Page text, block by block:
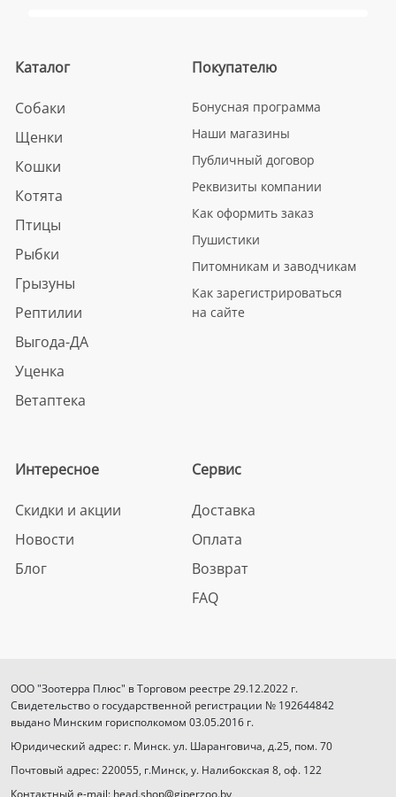
Каталог
Собаки
Щенки
Кошки
Котята
Птицы
Рыбки
Грызуны
Рептилии
Выгода-ДА
Уценка
Ветаптека
Покупателю
Бонусная программа
Наши магазины
Публичный договор
Реквизиты компании
Как оформить заказ
Пушистики
Питомникам и заводчикам
Как зарегистрироваться
на сайте
Интересное
Скидки и акции
Новости
Блог
Сервис
Доставка
Оплата
Возврат
FAQ
ООО "Зоотерра Плюс" в Торговом реестре 29.12.2022 г.
Свидетельство о государственной регистрации № 192644842
выдано Минским горисполкомом 03.05.2016 г.
Юридический адрес: г. Минск. ул. Шаранговича, д.25, пом. 70
Почтовый адрес: 220055, г.Минск, у. Налибокская 8, оф. 122
Контактный e-mail: head.shop@giperzoo.by